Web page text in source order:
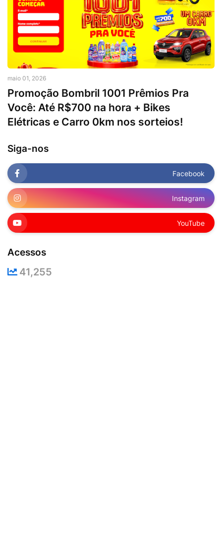
maio 01, 2026
Promoção Bombril 1001 Prêmios Pra
Você: Até R$700 na hora + Bikes
Elétricas e Carro 0km nos sorteios!
Siga-nos
Facebook
Instagram
YouTube
Acessos
41,255